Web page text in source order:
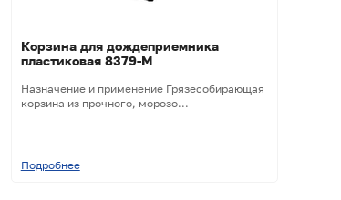
Корзина для дождеприемника
пластиковая 8379-М
Назначение и применение Грязесобирающая
корзина из прочного, морозо...
Подробнее